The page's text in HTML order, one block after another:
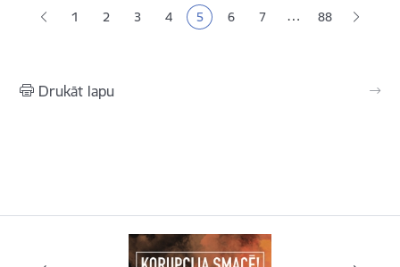
1 Lapa
2 Lapa
3 Lapa
4 Pašreizējā lapa
5 Lapa
6 Lapa
7 … 88
Drukāt lapu